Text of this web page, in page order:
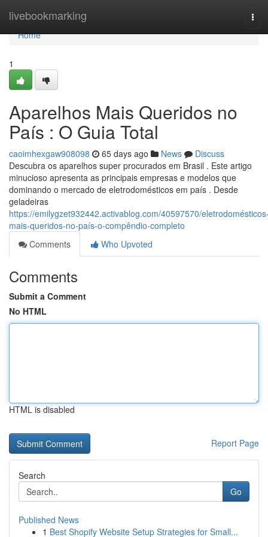
livebookmarking
Home
Home
1
Aparelhos Mais Queridos no
País : O Guia Total
caoimhexgaw908098 65 days ago News
Discuss
Descubra os aparelhos super procurados em Brasil . Este artigo
minucioso apresenta as principais empresas e modelos que
dominando o mercado de eletrodomésticos em país . Desde
geladeiras
https://emilygzet932442.activablog.com/40597570/
mais-queridos-no-país-o-compêndio-completo
Comments
Who Upvoted
Comments
Submit a Comment
No HTML
HTML is disabled
Report Page
Search
Go
Published News
1 Best Shopify Website Setup Strategies for Small...